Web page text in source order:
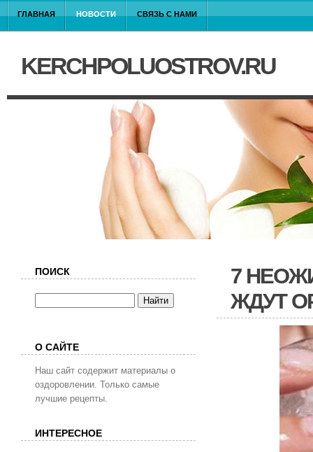
ГЛАВНАЯ НОВОСТИ СВЯЗЬ С НАМИ
KERCHPOLUOSTROV.RU
7
ЖДУТ
ПОИСК
О САЙТЕ
Наш сайт содержит материалы о
оздоровлении. Только самые
лучшие рецепты.
ИНТЕРЕСНОЕ